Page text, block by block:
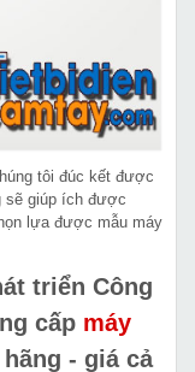
tôi đúc kết được
sẽ giúp ích được
lựa được mẫu máy
triển Công
cấp máy
- giá cả